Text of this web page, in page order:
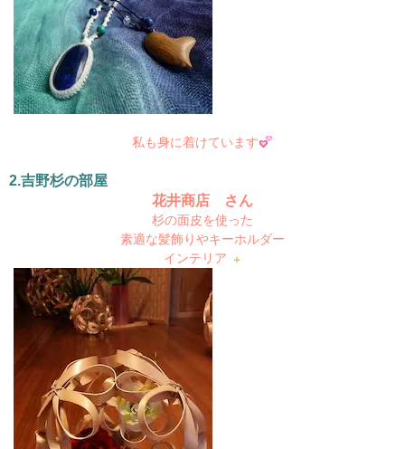
私も身に着けています
2.吉野杉の部屋
花井商店 さん
杉の面皮を使った
素適な髪飾りやキーホルダー
インテリア